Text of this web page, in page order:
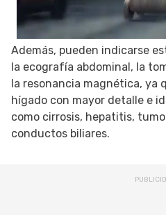
Además, pueden indicarse
la ecografía abdominal, la
la resonancia magnética, ya
hígado con mayor detalle e
como cirrosis, hepatitis,
conductos biliares.